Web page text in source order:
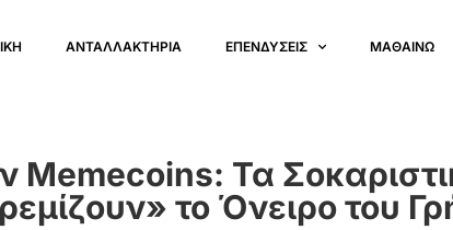
ΑΝΤΑΛΛΑΚΤΗΡΙΑ ΕΠΕΝΔΥΣΕΙΣ ΜΑΘΑΙΝΩ
Τα
το Όνειρο του